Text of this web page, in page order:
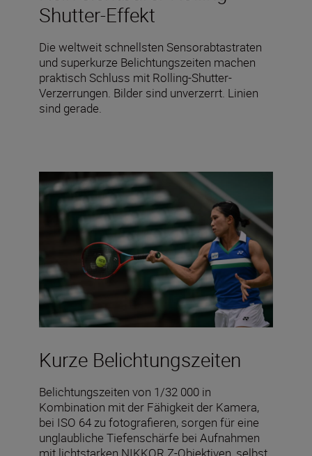
Shutter-Effekt
Die weltweit schnellsten Sensorabtastraten
und superkurze Belichtungszeiten machen
praktisch Schluss mit Rolling-Shutter-
Verzerrungen. Bilder sind unverzerrt. Linien
sind gerade.
Kurze Belichtungszeiten
Belichtungszeiten von 1/32 000 in
Kombination mit der Fähigkeit der Kamera,
bei ISO 64 zu fotografieren, sorgen für eine
unglaubliche Tiefenschärfe bei Aufnahmen
mit lichtstarken NIKKOR Z-Objektiven, selbst